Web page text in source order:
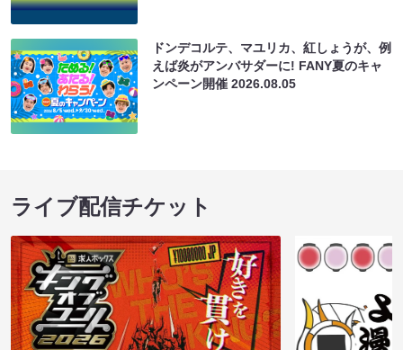
ドンデコルテ、マユリカ、紅しょうが、例
えば炎がアンバサダーに! FANY夏のキャ
ンペーン開催2026.08.05
ライブ配信チケット